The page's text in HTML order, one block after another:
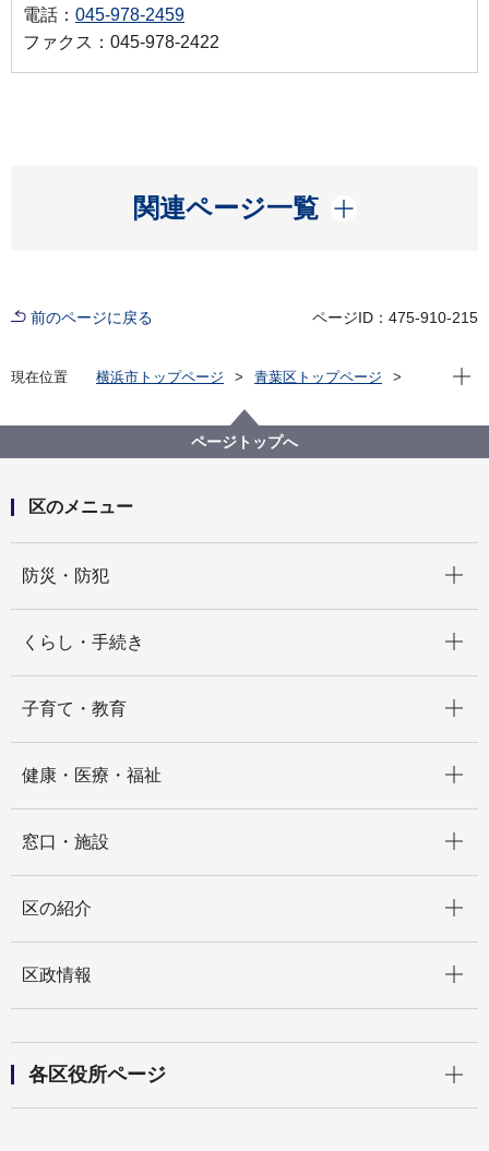
電話： 045-978-2459
ファクス：045-978-2422
関連ページ一覧
開く
前のページに戻る ページID：475-910-215
現在位置 横浜市トップページ
青葉区トップページ
【青葉区】令和８年度会計年度任用職員（こども家庭
支援課・乳幼児健康診査等スタッフ）登録募集
現在
ページトップへ
区のメニュー
防災・防犯
くらし・手続き
子育て・教育
健康・医療・福祉
窓口・施設
区の紹介
区政情報
各区役所ページ